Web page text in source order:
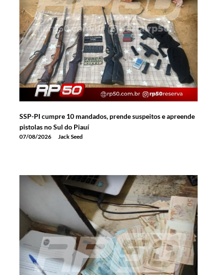
SSP-PI cumpre 10 mandados, prende suspeitos e apreende
pistolas no Sul do Piauí
07/08/2026 Jack Seed